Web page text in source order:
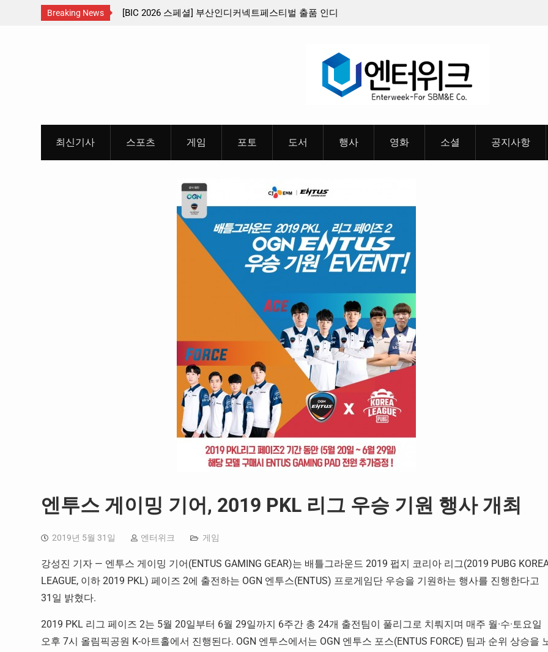
Breaking News
[BIC 2026 스페셜] 부산인디커넥트페스티벌 출품 인디
판타지 케이팝 애니메이션 ‘고스트밴드’ 8월 26일(수)
최신기사 스포츠 게임 포토 도서 행사 영화 소셜 공지사항
엔투스 게이밍 기어, 2019 PKL 리그 우승 기원 행사 개최
2019년 5월 31일 엔터위크 게임
강성진 기자 — 엔투스 게이밍 기어(ENTUS GAMING GEAR)는 배틀그라운드 2019 펍지 코리아 리그(2019 PUBG
LEAGUE, 이하 2019 PKL) 페이즈 2에 출전하는 OGN 엔투스(ENTUS) 프로게임단 우승을 기원하는 행사를 진행한다고
31일 밝혔다.
2019 PKL 리그 페이즈 2는 5월 20일부터 6월 29일까지 6주간 총 24개 출전팀이 풀리그로 치뤄지며 매주 월·수·토요일
오후 7시 올림픽공원 K-아트홀에서 진행된다. OGN 엔투스에서는 OGN 엔투스 포스(ENTUS FORCE) 팀과 순위 상승을